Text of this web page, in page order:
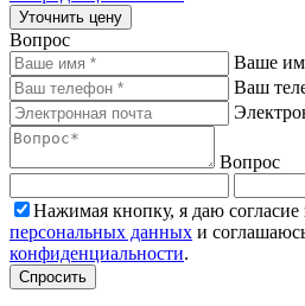
Уточнить цену
Вопрос
Ваше
Ваш
Вопрос
Нажимая кнопку, я даю согласие
персональных данных и
конфиденциальности.
Спросить